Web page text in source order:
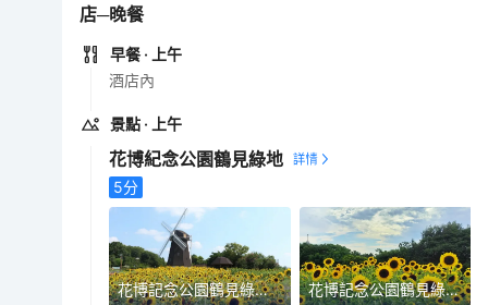
店─晚餐
早餐 · 上午
酒店內
景點 · 上午
花博紀念公園鶴見綠地
5分
花博記念公園鶴見綠地~風車之丘 花博記念公園鶴見綠地~風車之丘